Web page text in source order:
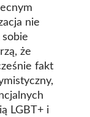
nie
że
fakt
LGBT+ i